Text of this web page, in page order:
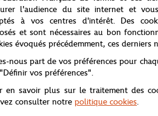
facilitant le processus
à votre petite de jouer et d'explorer
de votre enfant.
de cette dernière pour un
force de colorama. Le bleu ciel
l'audience du site internet et
à vos centres d'intérêt. Des
et sont nécessaires au bon
évoqués précédemment, ces derniers
nous part de vos préférences pour
vos préférences".
en savoir plus sur le traitement des
consulter notre politique cookies.